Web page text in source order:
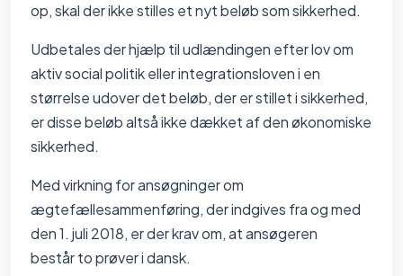
op, skal der ikke stilles et nyt beløb som sikkerhed.
Udbetales der hjælp til udlændingen efter lov om
aktiv social politik eller integrationsloven i en
størrelse udover det beløb, der er stillet i sikkerhed,
er disse beløb altså ikke dækket af den økonomiske
sikkerhed.
Med virkning for ansøgninger om
ægtefællesammenføring, der indgives fra og med
den 1. juli 2018, er der krav om, at ansøgeren
består to prøver i dansk.